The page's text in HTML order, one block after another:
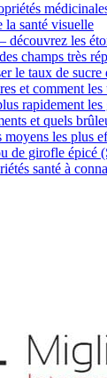
la santé visuelle
découvrez les
champs très
le taux de sucre
et comment les
rapidement les
et quels
les plus
de girofle épicé
santé à